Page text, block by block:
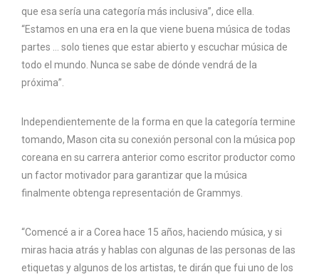
que esa sería una categoría más inclusiva”, dice ella.
“Estamos en una era en la que viene buena música de todas
partes … solo tienes que estar abierto y escuchar música de
todo el mundo. Nunca se sabe de dónde vendrá de la
próxima”.
Independientemente de la forma en que la categoría termine
tomando, Mason cita su conexión personal con la música pop
coreana en su carrera anterior como escritor productor como
un factor motivador para garantizar que la música
finalmente obtenga representación de Grammys.
“Comencé a ir a Corea hace 15 años, haciendo música, y si
miras hacia atrás y hablas con algunas de las personas de las
etiquetas y algunos de los artistas, te dirán que fui uno de los